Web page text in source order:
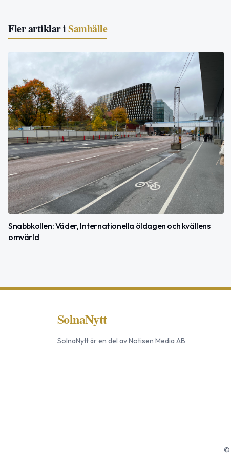
Fler artiklar iSamhälle
Snabbkollen: Väder, Internationella öldagen och kvällens
omvärld
SolnaNytt
SolnaNyttär en del avNotisen Media AB
©